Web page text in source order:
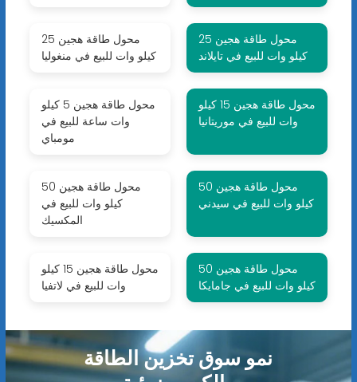
محول طاقة هجين 25
كيلو وات للبيع في منغوليا
محول طاقة هجين 25
كيلو وات للبيع في تايلاند
محول طاقة هجين 5 كيلو
وات ساعة للبيع في
مومباي
محول طاقة هجين 15 كيلو
وات للبيع في موريتانيا
محول طاقة هجين 50
كيلو وات للبيع في
المكسيك
محول طاقة هجين 50
كيلو وات للبيع في سيدني
محول طاقة هجين 15 كيلو
وات للبيع في لاتفيا
محول طاقة هجين 50
كيلو وات للبيع في جامايكا
نمو سوق تخزين الطاقة